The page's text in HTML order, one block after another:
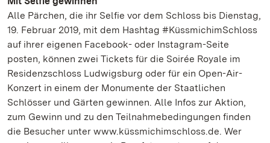
Alle Pärchen, die ihr Selfie vor dem Schloss bis Dienstag,
19. Februar 2019, mit dem Hashtag #KüssmichimSchloss
auf ihrer eigenen Facebook- oder Instagram-Seite
posten, können zwei Tickets für die Soirée Royale im
Residenzschloss Ludwigsburg oder für ein Open-Air-
Konzert in einem der Monumente der Staatlichen
Schlösser und Gärten gewinnen. Alle Infos zur Aktion,
zum Gewinn und zu den Teilnahmebedingungen finden
die Besucher unter www.küssmichimschloss.de. Wer